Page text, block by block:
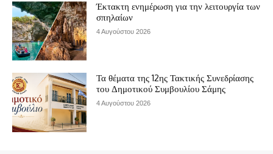
Έκτακτη ενημέρωση για την λειτουργία των
σπηλαίων
4 Αυγούστου 2026
Τα θέματα της 12ης Τακτικής Συνεδρίασης
του Δημοτικού Συμβουλίου Σάμης
4 Αυγούστου 2026